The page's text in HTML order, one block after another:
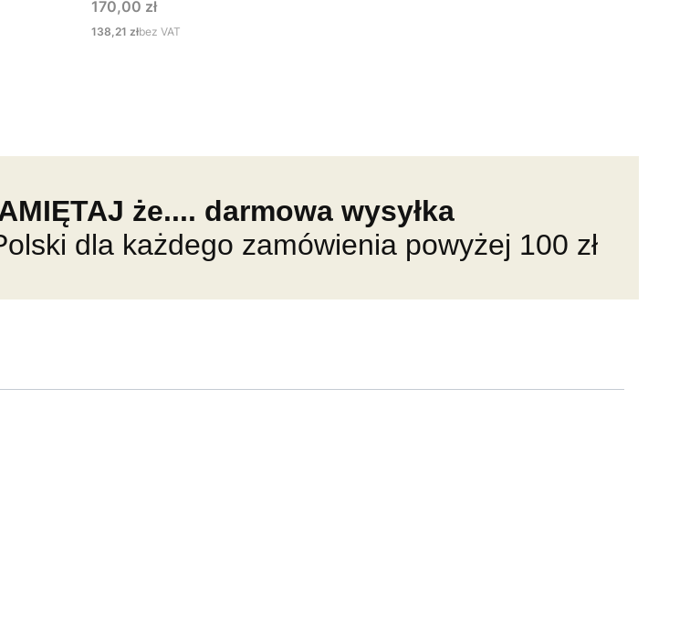
Cena
170,00 zł
Cena
138,21 złbez VAT
że.... darmowa wysyłka
dla każdego zamówienia powyżej 100 zł